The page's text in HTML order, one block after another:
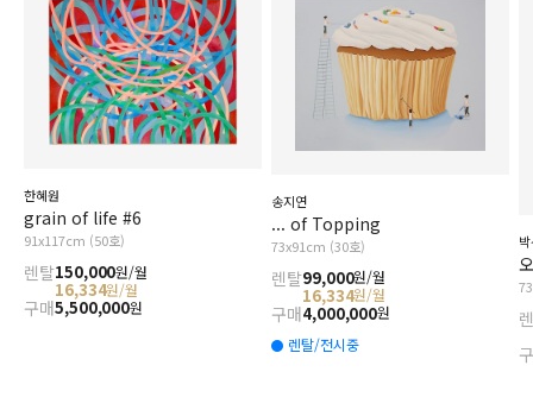
한혜원
grain of life #6
91x117cm (50호)
렌탈150,000원/월
16,334원/월
구매5,500,000원
송지연
... of Topping
73x91cm (30호)
렌탈99,000원/월
16,334원/월
구매4,000,000원
렌탈/전시중